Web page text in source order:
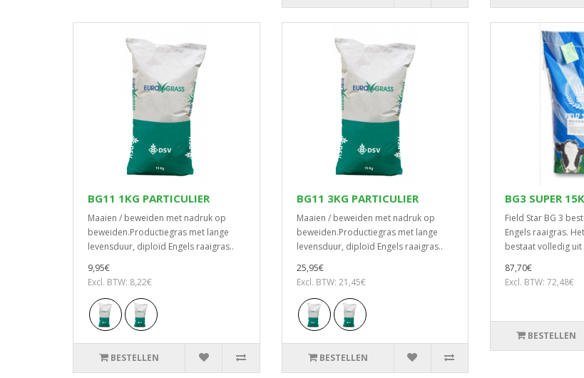
BG11 1KG PARTICULIER
Maaien / beweiden met nadruk op
beweiden.Productiegras met lange
levensduur, diploïd Engels raaigras..
9,95€
Excl. BTW: 8,22€
BESTELLEN
BG11 3KG PARTICULIER
Maaien / beweiden met nadruk op
beweiden.Productiegras met lange
levensduur, diploïd Engels raaigras..
25,95€
Excl. BTW: 21,45€
BESTELLEN
BG3 SUPER
Field Star BG 3
Engels raaigras.
bestaat volledig uit
87,70€
Excl. BTW: 72,48€
BESTELLEN